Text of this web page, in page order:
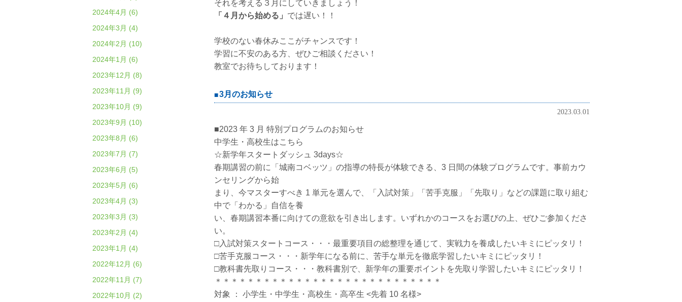
それを考える３月にしていきましょう！
「４月から始める」 では遅い！！
学校のない春休みここがチャンスです！
学習に不安のある方、ぜひご相談ください！
教室でお待ちしております！
3月のお知らせ
2023.03.01
■2023 年 3 月 特別プログラムのお知らせ
中学生・高校生はこちら
☆新学年スタートダッシュ 3days☆
春期講習の前に「城南コベッツ」の指導の特長が体験できる、3 日間の体験プログラムです。事前カウ
ンセリングから始
まり、今マスターすべき 1 単元を選んで、「入試対策」「苦手克服」「先取り」などの課題に取り組む
中で「わかる」自信を養
い、春期講習本番に向けての意欲を引き出します。いずれかのコースをお選びの上、ぜひご参加くださ
い。
□入試対策スタートコース・・・最重要項目の総整理を通じて、実戦力を養成したいキミにピッタリ！
□苦手克服コース・・・新学年になる前に、苦手な単元を徹底学習したいキミにピッタリ！
□教科書先取りコース・・・教科書別で、新学年の重要ポイントを先取り学習したいキミにピッタリ！
＊＊＊＊＊＊＊＊＊＊＊＊＊＊＊＊＊＊＊＊＊＊＊＊＊＊＊＊
対象 ： 小学生・中学生・高校生・高卒生 <先着 10 名様>
2024年4月 (6)
2024年3月 (4)
2024年2月 (10)
2024年1月 (6)
2023年12月 (8)
2023年11月 (9)
2023年10月 (9)
2023年9月 (10)
2023年8月 (6)
2023年7月 (7)
2023年6月 (5)
2023年5月 (6)
2023年4月 (3)
2023年3月 (3)
2023年2月 (4)
2023年1月 (4)
2022年12月 (6)
2022年11月 (7)
2022年10月 (2)